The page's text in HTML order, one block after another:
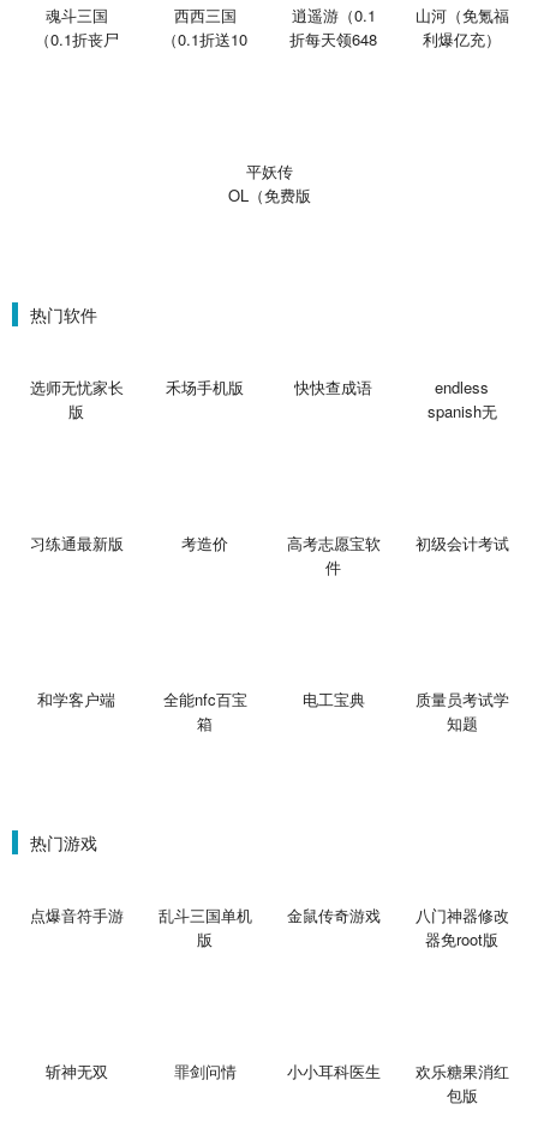
魂斗三国
（0.1折丧尸
西西三国
（0.1折送10
逍遥游（0.1
折每天领648
山河（免氪福
利爆亿充）
平妖传
OL（免费版
热门软件
选师无忧家长
版
禾场手机版 快快查成语
endless
spanish无
习练通最新版 考造价
高考志愿宝软
件
初级会计考试
和学客户端
全能nfc百宝
箱
电工宝典
质量员考试学
知题
热门游戏
点爆音符手游
乱斗三国单机
版
金鼠传奇游戏
八门神器修改
器免root版
斩神无双 罪剑问情 小小耳科医生
欢乐糖果消红
包版